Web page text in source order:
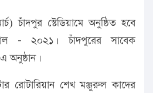
চাঁদপুর স্টেডিয়ামে অনুষ্ঠিত হবে
– ২০২১। চাঁদপুরের সাবেক
অনুষ্ঠান।
রোটারিয়ান শেখ মঞ্জুরুল কাদের